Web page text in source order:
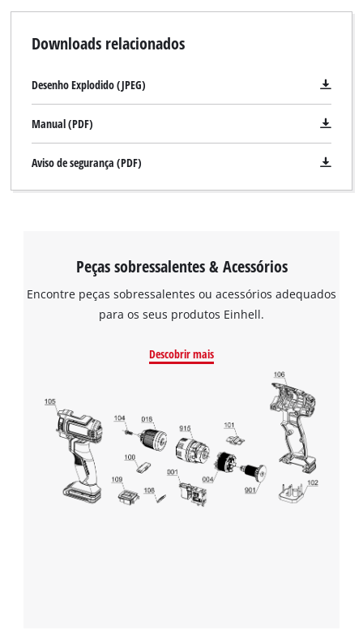
Downloads relacionados
Desenho Explodido (JPEG)
Manual (PDF)
Aviso de segurança (PDF)
Peças sobressalentes & Acessórios
Encontre peças sobressalentes ou acessórios adequados
para os seus produtos Einhell.
Descobrir mais